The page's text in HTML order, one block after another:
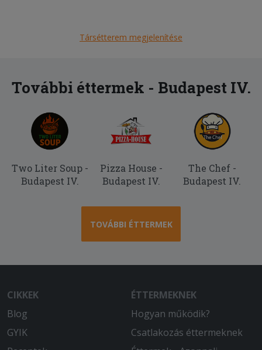
Társétterem megjelenítése
További éttermek - Budapest IV.
Two Liter Soup -
Budapest IV.
Pizza House -
Budapest IV.
The Chef -
Budapest IV.
TOVÁBBI ÉTTERMEK
CIKKEK
Blog
GYIK
ÉTTERMEKNEK
Hogyan működik?
Csatlakozás éttermeknek